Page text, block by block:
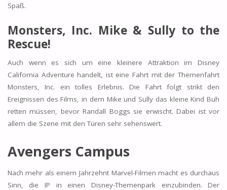
Spaß.
Monsters, Inc. Mike & Sully to the
Rescue!
Auch wenn es sich um eine kleinere Attraktion im Disney
California Adventure handelt, ist eine Fahrt mit der Themenfahrt
Monsters, Inc. ein tolles Erlebnis. Die Fahrt folgt strikt den
Ereignissen des Films, in dem Mike und Sully das kleine Kind Buh
retten müssen, bevor Randall Boggs sie erwischt. Dabei ist vor
allem die Szene mit den Türen sehr sehenswert.
Avengers Campus
Nach mehr als einem Jahrzehnt Marvel-Filmen macht es durchaus
Sinn, die IP in einen Disney-Themenpark einzubinden. Der